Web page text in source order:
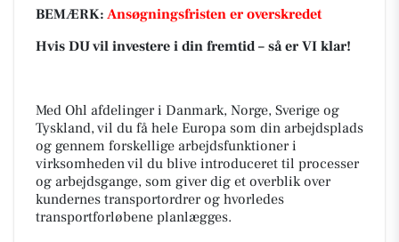
BEMÆRK: Ansøgningsfristen er overskredet
Hvis DUvil investere i din fremtid – så er VI klar!
Med Ohl afdelinger i Danmark, Norge, Sverige og
Tyskland, vil du få hele Europa som din arbejdsplads
og gennem forskellige arbejdsfunktioner i
virksomheden vil du blive introduceret til processer
og arbejdsgange, som giver dig et overblik over
kundernes transportordrer og hvorledes
transportforløbene planlægges.